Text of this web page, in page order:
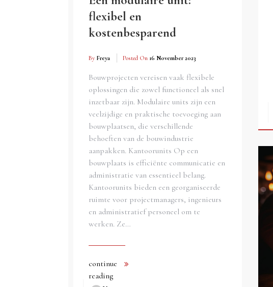
flexibel en
kostenbesparend
By Freya Posted On 16 November 2023
Bouwprojecten vereisen vaak flexibele
oplossingen die zowel functioneel als snel
inzetbaar zijn. Modulaire units zijn een
veelzijdige en praktische toevoeging aan
bouwplaatsen, die verschillende
behoeften van de bouwindustrie
aanpakken. Kantoorunits Op een
bouwplaats is efficiënte communicatie en
administratie van essentieel belang.
Kantoorunits bieden een georganiseerde
ruimte voor projectmanagers, ingenieurs
en administratief personeel om te
werken. Ze…
continue
reading